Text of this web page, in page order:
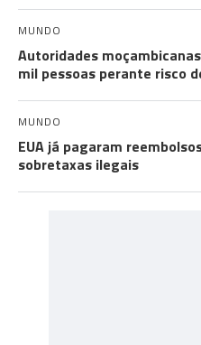
MUNDO
Autoridades
mil pessoas perante risco
MUNDO
EUA já pagaram
sobretaxas ilegais